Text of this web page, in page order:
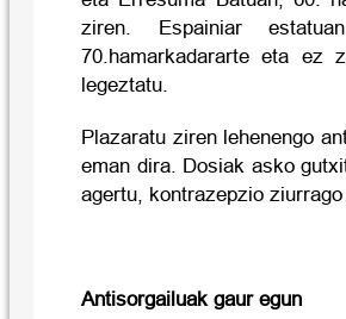
ziren. Espainiar
70.hamarkadararte eta ez
legeztatu.
Plazaratu ziren lehenengo
eman dira. Dosiak asko
agertu, kontrazepzio
Antisorgailuak gaur egun